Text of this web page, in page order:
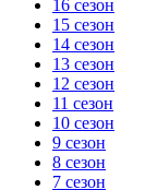
16 сезон
15 сезон
14 сезон
13 сезон
12 сезон
11 сезон
10 сезон
9 сезон
8 сезон
7 сезон